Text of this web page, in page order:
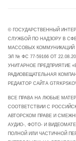
© ГОСУДАРСТВЕННЫЙ
СЛУЖБОЙ ПО НАДЗОРУ В
МАССОВЫХ КОММУНИКАЦИЙ
ЭЛ № ФС 77-59166 ОТ
УНИТАРНОЕ ПРЕДПРИЯТИЕ
РАДИОВЕЩАТЕЛЬНАЯ
РЕДАКТОР САЙТА
ВСЕ ПРАВА НА ЛЮБЫЕ
СООТВЕТСТВИИ С
АВТОРСКОМ ПРАВЕ И
АУДИО-, ФОТО- И
ПОЛНОЙ ИЛИ ЧАСТИЧНОЙ